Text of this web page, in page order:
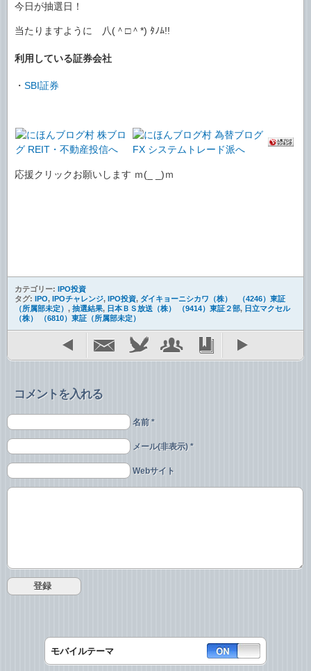
今日が抽選日！
当たりますように 八(＾□＾*) ﾀﾉﾑ!!
利用している証券会社
・ SBI証券
応援クリックお願いします ｍ(_ _)ｍ
カテゴリー:
IPO投資
タグ:
IPO, IPOチャレンジ, IPO投資, ダイキョーニシカワ（株） （4246）東証
（所属部未定） , 抽選結果, 日本ＢＳ放送（株） （9414）東証２部, 日立マクセル
（株） （6810）東証（所属部未定）
コメントを入れる
名前 *
メール(非表示) *
Webサイト
モバイルテーマ